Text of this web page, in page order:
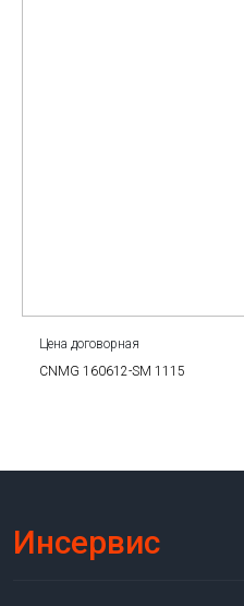
Цена договорная
CNMG 160612-SM 1115
Инсервис